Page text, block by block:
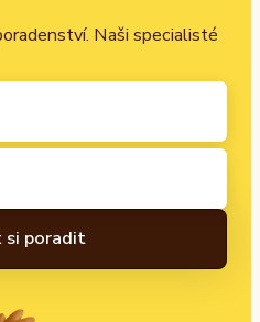
Naši specialisté